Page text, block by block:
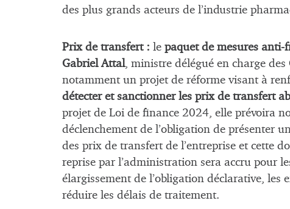
des plus grands acteurs de l’industrie
Prix de transfert : le paquet de mesures anti-
Gabriel Attal, ministre délégué en charge des
notamment un projet de réforme visant à
détecter et sanctionner les prix de transfert
projet de Loi de finance 2024, elle prévoira
déclenchement de l’obligation de présenter
des prix de transfert de l’entreprise et cette
reprise par l’administration sera accru pour
élargissement de l’obligation déclarative,
réduire les délais de traitement.